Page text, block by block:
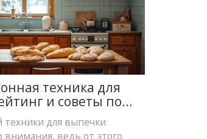
техника для
и советы по
техники для выпечки
внимания, ведь от этого